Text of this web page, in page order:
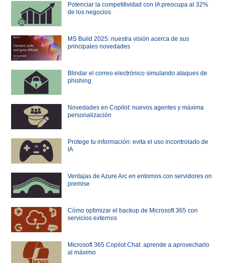
Potenciar la competitividad con IA preocupa al 32%
de los negocios
MS Build 2025: nuestra visión acerca de sus
principales novedades
Blindar el correo electrónico simulando ataques de
phishing
Novedades en Copilot: nuevos agentes y máxima
personalización
Protege tu información: evita el uso incontrolado de
IA
Ventajas de Azure Arc en entornos con servidores on
premise
Cómo optimizar el backup de Microsoft 365 con
servicios externos
Microsoft 365 Copilot Chat: aprende a aprovecharlo
al máximo